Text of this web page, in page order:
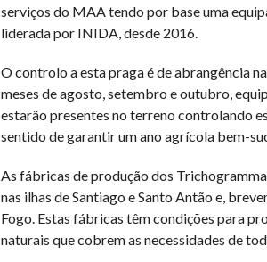
serviços do MAA tendo por base uma
liderada por INIDA, desde 2016.
O controlo a esta praga é de abrangência
meses de agosto, setembro e outubro,
estarão presentes no terreno controlando
sentido de garantir um ano agrícola bem-
As fábricas de produção dos
nas ilhas de Santiago e Santo Antão e,
Fogo. Estas fábricas têm condições para
naturais que cobrem as necessidades de